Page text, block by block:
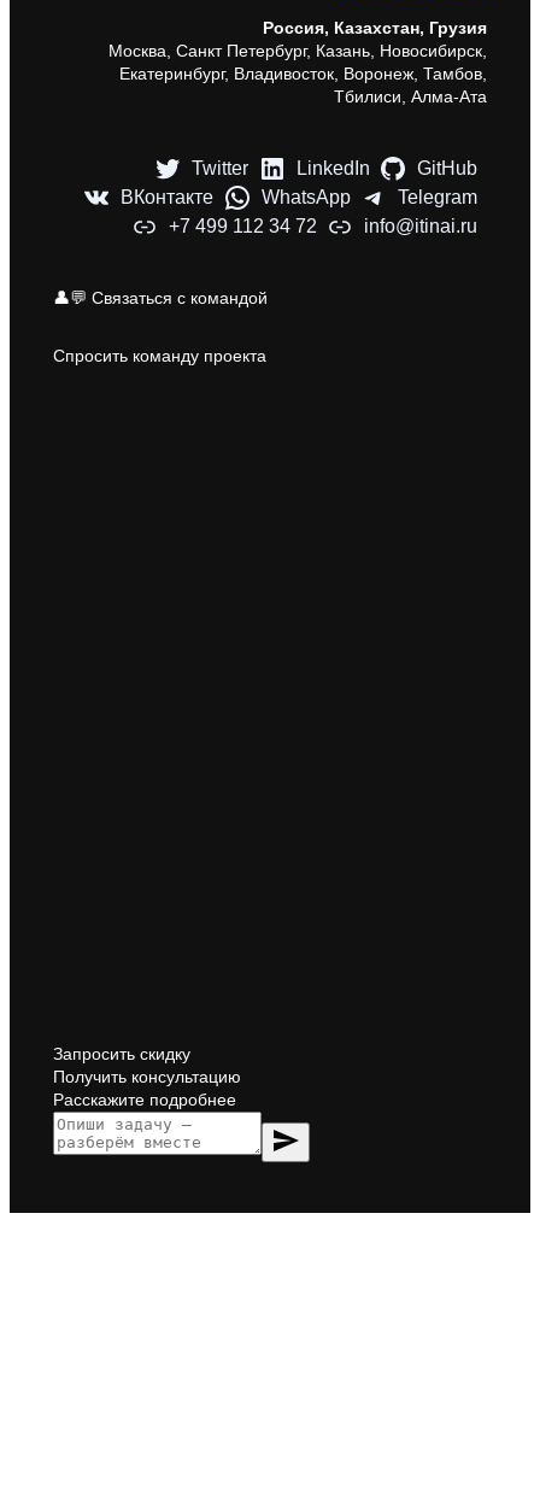
Россия, Казахстан, Грузия
Москва, Санкт Петербург, Казань, Новосибирск,
Екатеринбург, Владивосток, Воронеж, Тамбов,
Тбилиси, Алма-Ата
Twitter LinkedIn
GitHub
ВКонтакте
WhatsApp
Telegram
+7 499 112 34 72
info@itinai.ru
👤💬 Связаться с командой
Спросить команду проекта
Запросить скидку
Получить консультацию
Расскажите подробнее
send